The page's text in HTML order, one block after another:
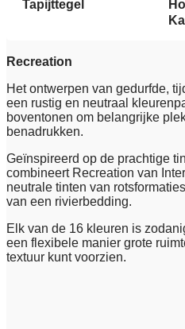
Tapijttegel
Recreation
Het ontwerpen van gedurfde,
een rustig en neutraal
boventonen om belangrijke
benadrukken.
Geïnspireerd op de prachtige
combineert Recreation van
neutrale tinten van
van een rivierbedding.
Elk van de 16 kleuren is
een flexibele manier grote
textuur kunt voorzien.